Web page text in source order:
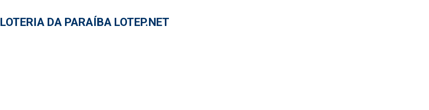
LOTERIA DA PARAÍBA LOTEP.NET